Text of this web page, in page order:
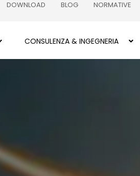
DOWNLOAD BLOG NORMATIVE
CONSULENZA & INGEGNERIA